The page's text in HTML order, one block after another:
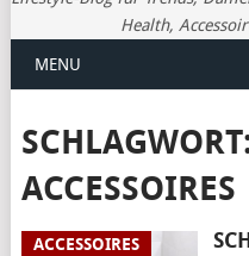
Health,
MENU
ACCESSOIRES
ACCESSOIRES